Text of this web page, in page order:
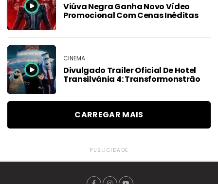
Viúva Negra Ganha Novo Vídeo
Promocional Com Cenas Inéditas
CINEMA
Divulgado Trailer Oficial De Hotel
Transilvânia 4: Transformonstrão
CARREGAR MAIS
PUBLICIDADE